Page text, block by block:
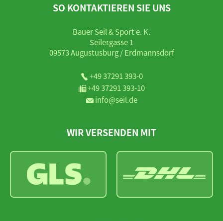
SO KONTAKTIEREN SIE UNS
Bauer Seil & Sport e. K.
Seilergasse 1
09573 Augustusburg / Erdmannsdorf
+49 37291 393-0
+49 37291 393-10
info@seil.de
WIR VERSENDEN MIT